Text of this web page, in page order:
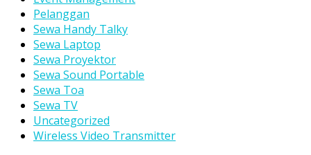
Pelanggan
Sewa Handy Talky
Sewa Laptop
Sewa Proyektor
Sewa Sound Portable
Sewa Toa
Sewa TV
Uncategorized
Wireless Video Transmitter